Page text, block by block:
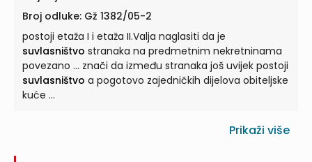
Broj odluke: Gž 1382/05-2
postoji etaža I i etaža II.Valja naglasiti da je
suvlasništvo stranaka na predmetnim nekretninama
povezano ... znači da između stranaka još uvijek postoji
suvlasništvo a pogotovo zajedničkih dijelova obiteljske
kuće ...
Prikaži više